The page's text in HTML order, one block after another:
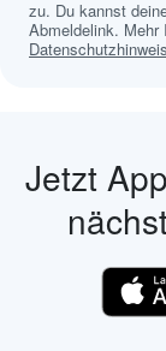
zu. Du kannst
Abmeldelink. Mehr
Jetzt